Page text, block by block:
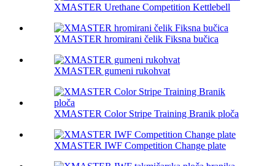
XMASTER Urethane Competition Kettlebell
XMASTER hromirani čelik Fiksna bučica
XMASTER gumeni rukohvat
XMASTER Color Stripe Training Branik ploča
XMASTER IWF Competition Change plate